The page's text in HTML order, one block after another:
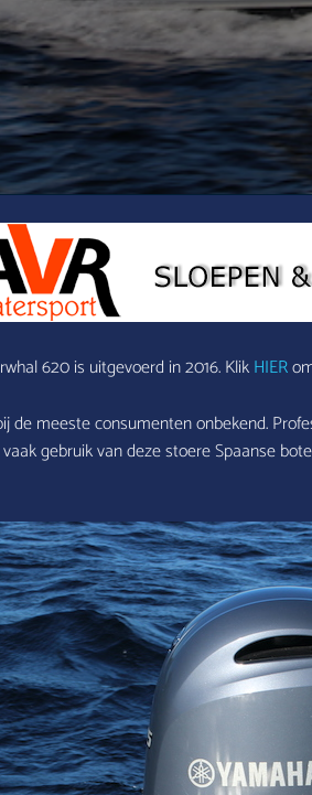
620 is uitgevoerd in 2016. KlikHIER
de meeste consumenten onbekend.
gebruik van deze stoere Spaanse